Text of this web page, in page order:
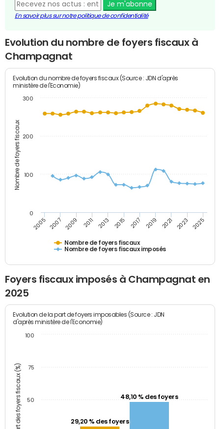
Je m'abonne
En savoir plus sur notre politique de confidentialité
Evolution du nombre de foyers fiscaux à
Champagnat
Nombre de foyers fiscaux
Evolution du nombre de foyers fiscaux (Source : JDN d'après
ministère de l'Economie)
Nombre de foyers fiscaux
Nombre de foyers fiscaux imposés
2005 2007 2009 2011 2013 2015 2017 2019 2021 2023 2025
0
100
200
300
Foyers fiscaux imposés à Champagnat en
2025
Part des foyers fiscaux (%)
Evolution de la part de foyers imposables (Source : JDN
d'après ministère de l'Economie)
29,20 % des foyers
48,10 % des foyers
50
75
100